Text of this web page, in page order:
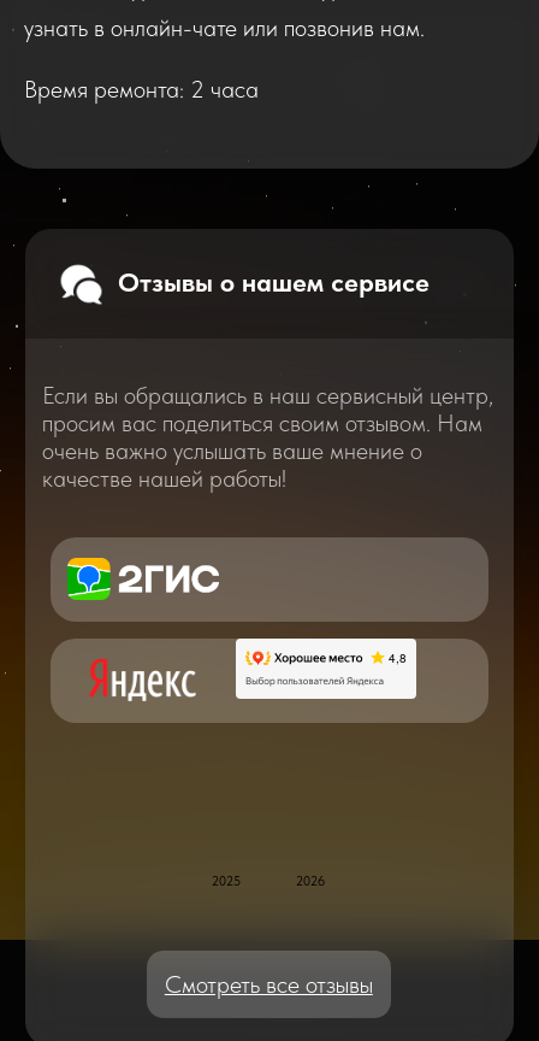
узнать в онлайн-чате или позвонив нам.
Время ремонта: 2 часа
качестве нашей работы!
Смотреть все отзывы
по ремонту в онлайн в чате
Блог статей - важное,
полезное, новое
В нашем блоге статей мы расскажем
Вам о самом важном, полезном и новом